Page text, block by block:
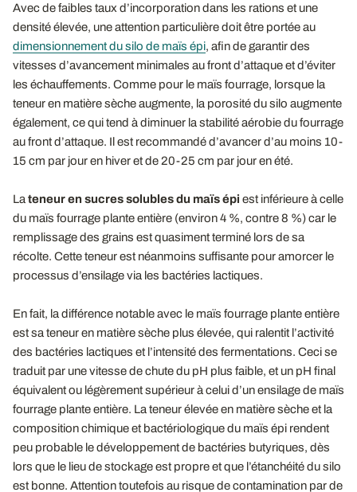
Avec de faibles taux d’incorporation dans les rations et une
densité élevée, une attention particulière doit être portée au
dimensionnement du silo de maïs épi, afin de garantir des
vitesses d’avancement minimales au front d’attaque et d’éviter
les échauffements. Comme pour le maïs fourrage, lorsque la
teneur en matière sèche augmente, la porosité du silo augmente
également, ce qui tend à diminuer la stabilité aérobie du fourrage
au front d’attaque. Il est recommandé d’avancer d’au moins 10-
15 cm par jour en hiver et de 20-25 cm par jour en été.
La teneur en sucres solubles du maïs épi est inférieure à celle
du maïs fourrage plante entière (environ 4 %, contre 8 %) car le
remplissage des grains est quasiment terminé lors de sa
récolte. Cette teneur est néanmoins suffisante pour amorcer le
processus d’ensilage via les bactéries lactiques.
En fait, la différence notable avec le maïs fourrage plante entière
est sa teneur en matière sèche plus élevée, qui ralentit l’activité
des bactéries lactiques et l’intensité des fermentations. Ceci se
traduit par une vitesse de chute du pH plus faible, et un pH final
équivalent ou légèrement supérieur à celui d’un ensilage de maïs
fourrage plante entière. La teneur élevée en matière sèche et la
composition chimique et bactériologique du maïs épi rendent
peu probable le développement de bactéries butyriques, dès
lors que le lieu de stockage est propre et que l’étanchéité du silo
est bonne. Attention toutefois au risque de contamination par de